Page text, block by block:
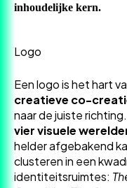
inhoudelijke kern.
Logo
Een logo is het hart
creatieve co-
naar de juiste
vier visuele
helder afgebakend
clusteren in een
identiteitsruimtes: